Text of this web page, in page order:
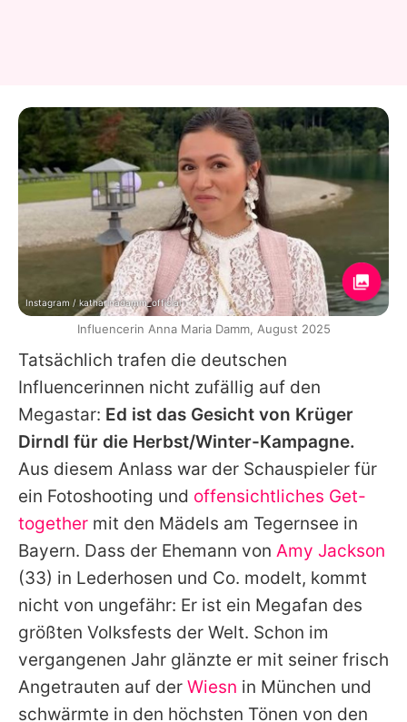
Tatsächlich trafen die deutschen
Influencerinnen nicht zufällig auf den
Megastar: Ed ist das Gesicht von Krüger
Dirndl für die Herbst/Winter-Kampagne.
Aus diesem Anlass war der Schauspieler für
ein Fotoshooting und offensichtliches Get-
together mit den Mädels am Tegernsee in
Bayern. Dass der Ehemann von Amy Jackson
(33) in Lederhosen und Co. modelt, kommt
nicht von ungefähr: Er ist ein Megafan des
größten Volksfests der Welt. Schon im
vergangenen Jahr glänzte er mit seiner frisch
Angetrauten auf der Wiesn in München und
schwärmte in den höchsten Tönen von den
Instagram / katharinadamm_official
Influencerin Anna Maria Damm, August 2025